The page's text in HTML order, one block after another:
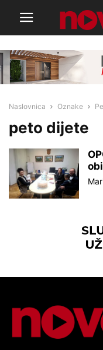
Naslovnica Oznake
peto dijete